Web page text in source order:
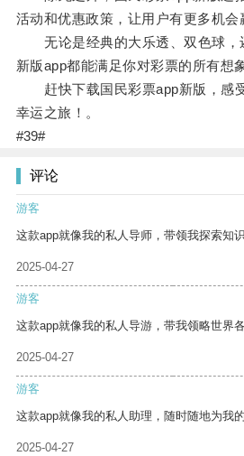
活动和优惠政策，让用户有更多机会
无论是经典的大乐透、双色球，
新版app都能满足你对彩票的所有想象
赶快下载国民彩票app新版，感
幸运之旅！。
#39#
评论
游客
这款app就像我的私人导师，带领我探索知识
2025-04-27
游客
这款app就像我的私人导游，带我领略世界各
2025-04-27
游客
这款app就像我的私人助理，随时随地为我
2025-04-27